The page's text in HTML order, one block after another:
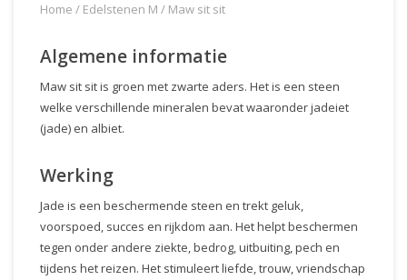
Home / Edelstenen M / Maw sit sit
Algemene informatie
Maw sit sit is groen met zwarte aders. Het is een steen
welke verschillende mineralen bevat waaronder jadeiet
(jade) en albiet.
Werking
Jade is een beschermende steen en trekt geluk,
voorspoed, succes en rijkdom aan. Het helpt beschermen
tegen onder andere ziekte, bedrog, uitbuiting, pech en
tijdens het reizen. Het stimuleert liefde, trouw, vriendschap